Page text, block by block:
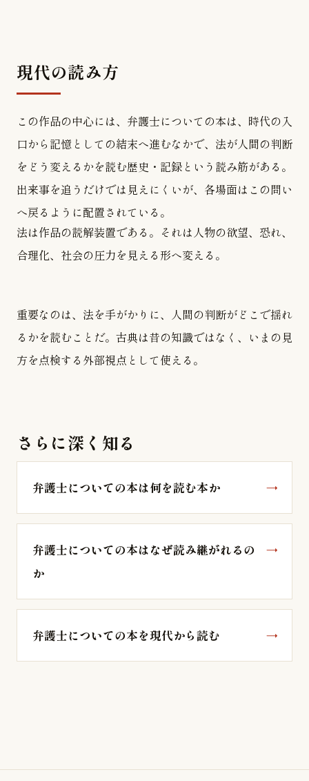
現代の読み方
この作品の中心には、弁護士についての本は、時代の入
口から記憶としての結末へ進むなかで、法が人間の判断
をどう変えるかを読む歴史・記録という読み筋がある。
出来事を追うだけでは見えにくいが、各場面はこの問い
へ戻るように配置されている。
法は作品の読解装置である。それは人物の欲望、恐れ、
合理化、社会の圧力を見える形へ変える。
重要なのは、法を手がかりに、人間の判断がどこで揺れ
るかを読むことだ。古典は昔の知識ではなく、いまの見
方を点検する外部視点として使える。
さらに深く知る
弁護士についての本は何を読む本か
弁護士についての本はなぜ読み継がれるの
か
弁護士についての本を現代から読む